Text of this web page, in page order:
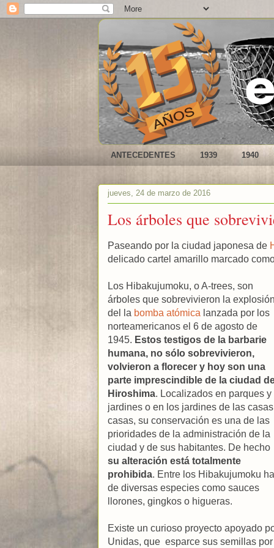
ANTECEDENTES 1939 1940
jueves, 24 de marzo de 2016
Los árboles que
Paseando por la ciudad japonesa de
delicado cartel amarillo marcado
Los Hibakujumoku, o A-trees, son
árboles que sobrevivieron la explosión
del la bomba atómica lanzada por los
norteamericanos el 6 de agosto de
1945. Estos testigos de la barbarie
humana, no sólo sobrevivieron,
volvieron a florecer y hoy son una
parte imprescindible de la ciudad
Hiroshima. Localizados en parques y
jardines o en los jardines de las casas
casas, su conservación es una de las
prioridades de la administración de la
ciudad y de sus habitantes. De hecho
su alteración está totalmente
prohibida. Entre los Hibakujumoku
de diversas especies como sauces
llorones, gingkos o higueras.
Existe un curioso proyecto apoyado
Unidas, que esparce sus semillas